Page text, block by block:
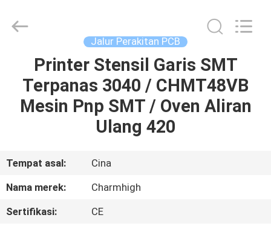
RUMAH
PRODUK
TENTANG
TECHNOLOGY
LIMITED.
Jalur Perakitan PCB
Printer Stensil Garis SMT
Terpanas 3040 / CHMT48VB
Mesin Pnp SMT / Oven Aliran
Ulang 420
Tempat asal:
Cina
Nama merek:
Charmhigh
Sertifikasi:
CE